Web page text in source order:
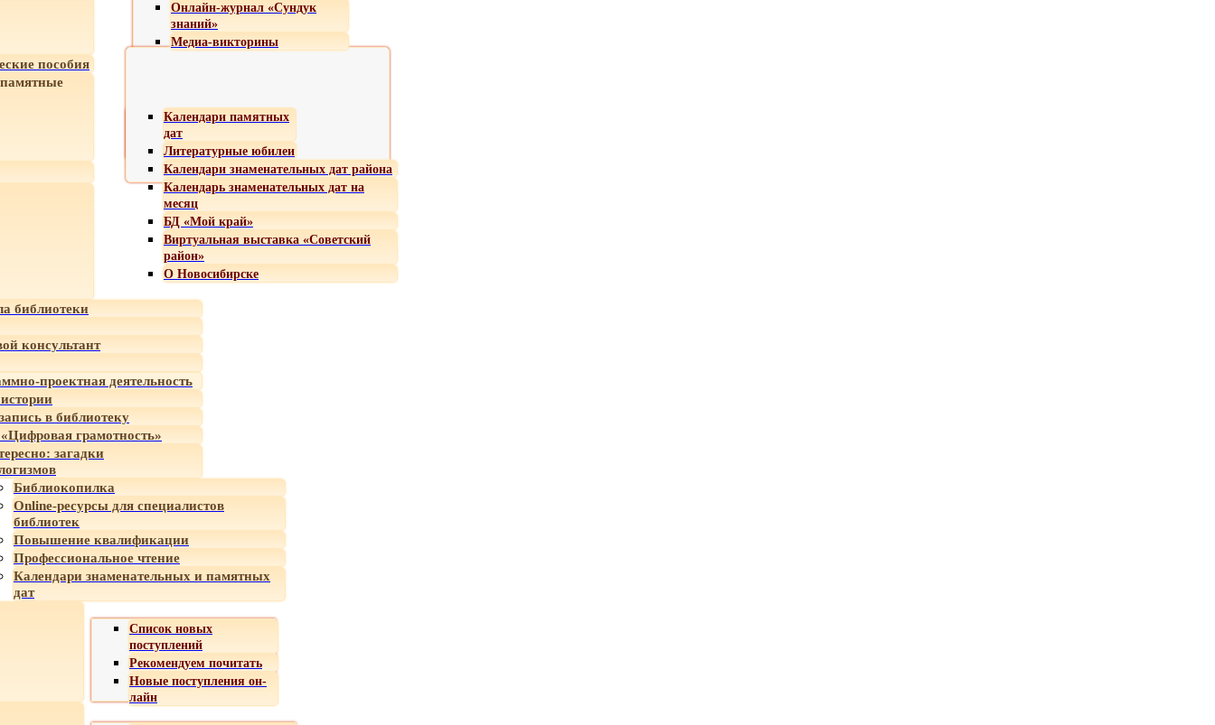
Онлайн-журнал «Сундук
знаний»
Медиа-викторины
пособия
Календари памятных
дат
Литературные юбилеи
Календари знаменательных дат района
Календарь знаменательных дат на
месяц
БД «Мой край»
Виртуальная выставка «Советский
район»
О Новосибирске
библиотеки
консультант
проектная деятельность
в библиотеку
грамотность»
загадки
Библиокопилка
Online-ресурсы для специалистов
библиотек
Повышение квалификации
Профессиональное чтение
Календари знаменательных и памятных
дат
Список новых
поступлений
Рекомендуем почитать
Новые поступления он-
лайн